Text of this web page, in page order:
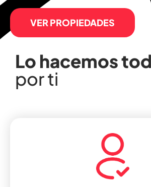
VER PROPIEDADES
Lo hacemos
por ti